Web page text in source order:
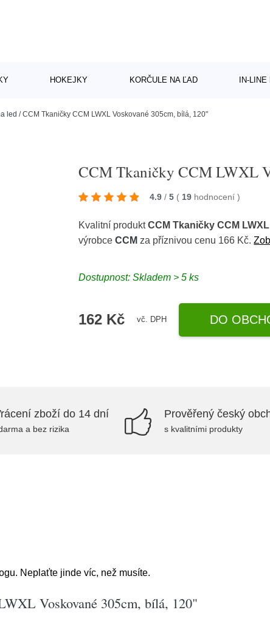
HOKEJKY KORČULE NA ĽAD IN-
led /CCM Tkaničky CCM LWXL Voskované 305cm, bílá, 120"
CCM Tkaničky CCM LWXL
4.9 / 5 ( 19 hodnocení)
Kvalitní produktCCM Tkaničky CCM
výrobceCCM za příznivou cenu 166 Kč.
Dostupnost: Skladem > 5 ks
162 Kč vč. DPH DO
zboží do 14 dní
a bez rizika
Prověřený český
s kvalitními produkty
Neplaťte jinde víc, než musíte.
Voskované 305cm, bílá, 120"